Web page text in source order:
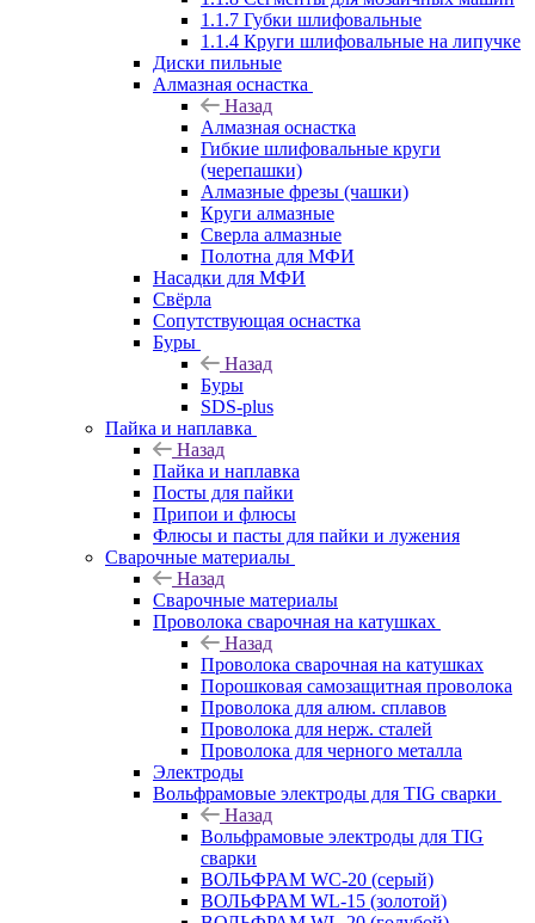
1.1.7 Губки шлифовальные
1.1.4 Круги шлифовальные на липучке
Диски пильные
Алмазная оснастка
Назад
Алмазная оснастка
Гибкие шлифовальные круги
(черепашки)
Алмазные фрезы (чашки)
Круги алмазные
Сверла алмазные
Полотна для МФИ
Насадки для МФИ
Свёрла
Сопутствующая оснастка
Буры
Назад
Буры
SDS-plus
Пайка и наплавка
Назад
Пайка и наплавка
Посты для пайки
Припои и флюсы
Флюсы и пасты для пайки и лужения
Сварочные материалы
Назад
Сварочные материалы
Проволока сварочная на катушках
Назад
Проволока сварочная на катушках
Порошковая самозащитная проволока
Проволока для алюм. сплавов
Проволока для нерж. сталей
Проволока для черного металла
Электроды
Вольфрамовые электроды для TIG сварки
Назад
Вольфрамовые электроды для TIG
сварки
ВОЛЬФРАМ WC-20 (серый)
ВОЛЬФРАМ WL-15 (золотой)